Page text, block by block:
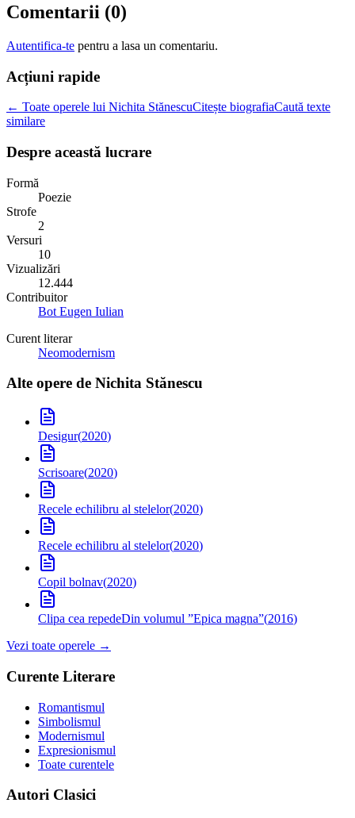
Comentarii (0)
Autentifica-te pentru a lasa un comentariu.
Acțiuni rapide
← Toate operele lui Nichita StănescuCitește biografiaCaută texte
similare
Despre această lucrare
Formă
Poezie
Strofe
2
Versuri
10
Vizualizări
12.444
Contribuitor
Bot Eugen Iulian
Curent literar
Neomodernism
Alte opere de Nichita Stănescu
Desigur(2020)
Scrisoare(2020)
Recele echilibru al stelelor(2020)
Recele echilibru al stelelor(2020)
Copil bolnav(2020)
Clipa cea repedeDin volumul ”Epica magna”(2016)
Vezi toate operele →
Curente Literare
Romantismul
Simbolismul
Modernismul
Expresionismul
Toate curentele
Autori Clasici